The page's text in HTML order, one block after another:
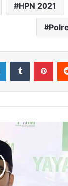
HPN 2021